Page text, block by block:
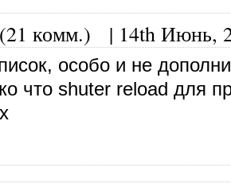
комм.) | 14th Июнь,
особо и не
что shuter reload для